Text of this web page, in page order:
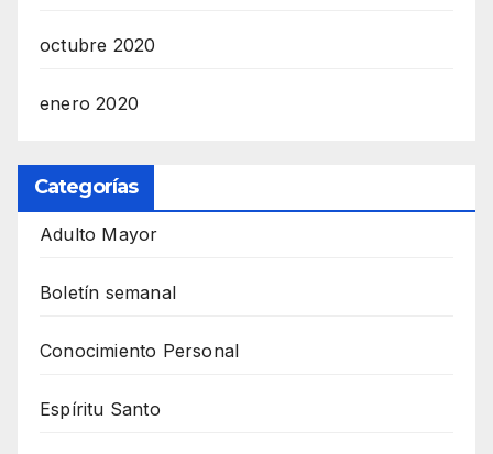
octubre 2020
enero 2020
Categorías
Adulto Mayor
Boletín semanal
Conocimiento Personal
Espíritu Santo